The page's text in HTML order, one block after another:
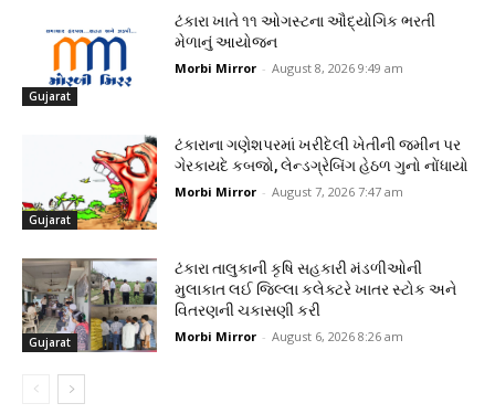
Gujarat
ટંકારા ખાતે ૧૧ ઓગસ્ટના ઔદ્યોગિક ભરતી
મેળાનું આયોજન
Morbi Mirror - August 8, 2026 9:49 am
Gujarat
ટંકારાના ગણેશપરમાં ખરીદેલી ખેતીની જમીન પર
ગેરકાયદે કબજો, લેન્ડગ્રેબિંગ હેઠળ ગુનો નોંધાયો
Morbi Mirror - August 7, 2026 7:47 am
Gujarat
ટંકારા તાલુકાની કૃષિ સહકારી મંડળીઓની
મુલાકાત લઈ જિલ્લા કલેક્ટરે ખાતર સ્ટોક અને
વિતરણની ચકાસણી કરી
Morbi Mirror - August 6, 2026 8:26 am